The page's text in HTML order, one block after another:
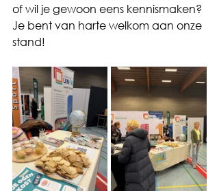
of wil je gewoon eens kennismaken?
Je bent van harte welkom aan onze
stand!